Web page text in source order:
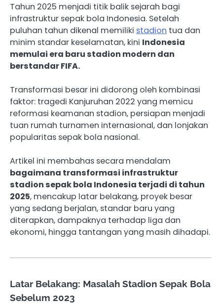
Tahun 2025 menjadi titik balik sejarah bagi
infrastruktur sepak bola Indonesia. Setelah
puluhan tahun dikenal memiliki stadion tua dan
minim standar keselamatan, kini Indonesia
memulai era baru stadion modern dan
berstandar FIFA.
Transformasi besar ini didorong oleh kombinasi
faktor: tragedi Kanjuruhan 2022 yang memicu
reformasi keamanan stadion, persiapan menjadi
tuan rumah turnamen internasional, dan lonjakan
popularitas sepak bola nasional.
Artikel ini membahas secara mendalam
bagaimana transformasi infrastruktur
stadion sepak bola Indonesia terjadi di tahun
2025, mencakup latar belakang, proyek besar
yang sedang berjalan, standar baru yang
diterapkan, dampaknya terhadap liga dan
ekonomi, hingga tantangan yang masih dihadapi.
Latar Belakang: Masalah Stadion Sepak Bola
Sebelum 2023